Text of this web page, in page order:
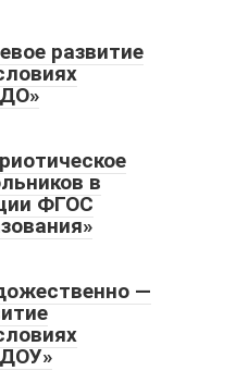
развитие
в
ФГОС
—